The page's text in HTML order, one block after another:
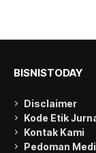
BISNISTODAY
Disclaimer
Kode Etik
Kontak Kami
Pedoman